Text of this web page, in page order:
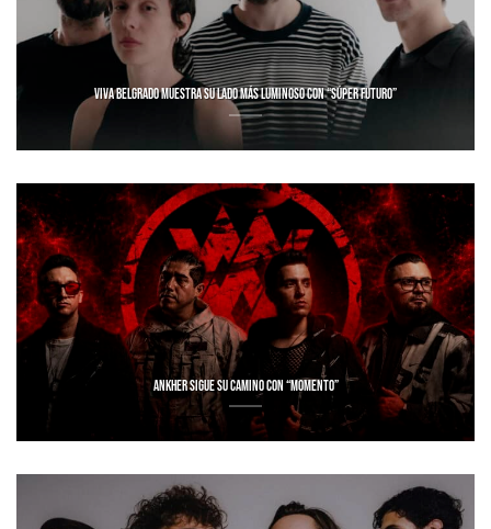
VIVA BELGRADO MUESTRA SU LADO MÁS LUMINOSO CON “SÚPER FUTURO”
ANKHER SIGUE SU CAMINO CON “MOMENTO”